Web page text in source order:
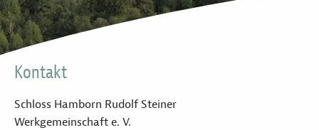
Kontakt
Schloss Hamborn Rudolf Steiner
Werkgemeinschaft e. V.